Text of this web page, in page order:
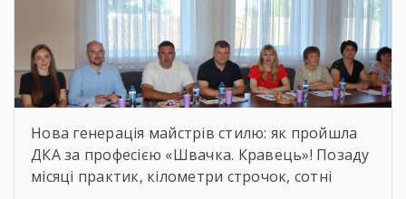
Нова генерація майстрів стилю: як пройшла
ДКА за професією «Швачка. Кравець»! Позаду
місяці практик, кілометри строчок, сотні